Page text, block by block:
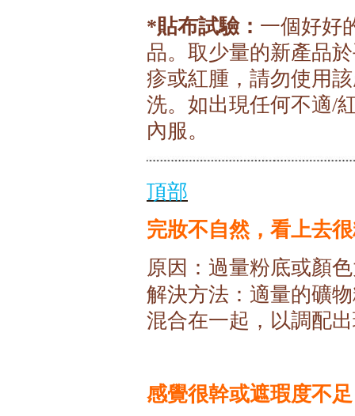
*貼布試驗： 一個好好
品。取少量的新產品
疹或紅腫，請勿使用
洗。如出現任何不適/
內服。
頂部
完妝不自然，看上去
原因：過量粉底或顏
解決方法：適量的礦
混合在一起，以調配
感覺很幹或遮瑕度不